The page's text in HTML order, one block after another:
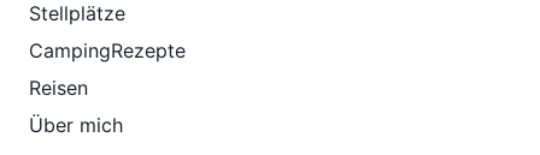
Stellplätze
CampingRezepte
Reisen
Über mich